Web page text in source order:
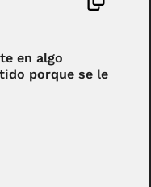
en algo
porque se le